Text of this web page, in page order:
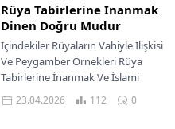
Rüya Tabirlerine Inanmak
Dinen Doğru Mudur
İçindekiler Rüyaların Vahiyle İlişkisi
Ve Peygamber Örnekleri Rüya
Tabirlerine İnanmak Ve İslami
Perspektif Rüyaların
Anlamlandırılmasında Doğru
23.04.2026 112 0